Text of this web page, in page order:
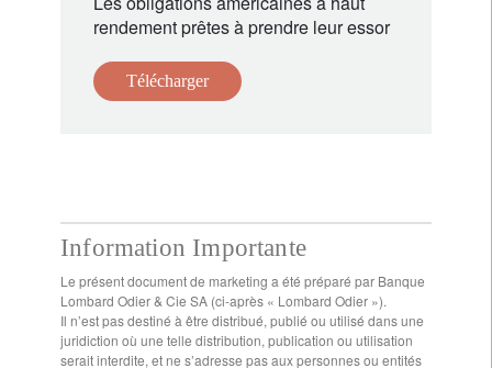
rendement prêtes à prendre leur essor
Télécharger
Information Importante
Le présent document de marketing a été préparé par Banque
Lombard Odier & Cie SA (ci-après « Lombard Odier »).
Il n’est pas destiné à être distribué, publié ou utilisé dans une
juridiction où une telle distribution, publication ou utilisation
serait interdite, et ne s’adresse pas aux personnes ou entités